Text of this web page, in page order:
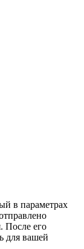
в параметрах
После его
для вашей